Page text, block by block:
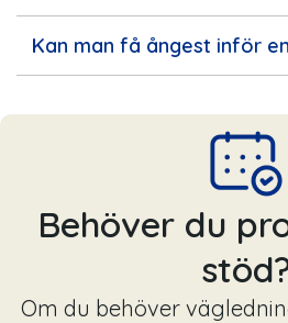
Kan man få ångest inför
Behöver du
Om du behöver